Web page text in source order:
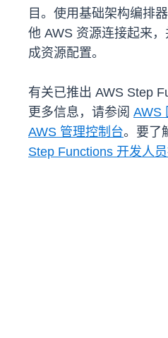
目。使用基础架构编排
他 AWS 资源连接起来
成资源配置。
有关已推出 AWS Step
更多信息，请参阅 AWS
AWS 管理控制台。要了
Step Functions 开发人